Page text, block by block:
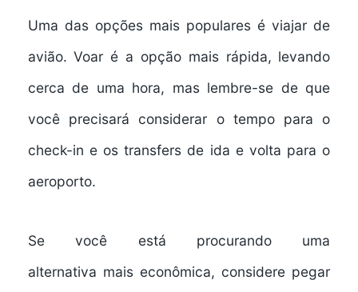
Uma das opções mais populares é viajar de
avião.Voar é a opção mais rápida, levando
cerca de uma hora, mas lembre-se de que
você precisará considerar o tempo para o
check-in e os transfers de ida e volta para o
aeroporto.
Se você está procurando uma
alternativa mais econômica, considere pegar